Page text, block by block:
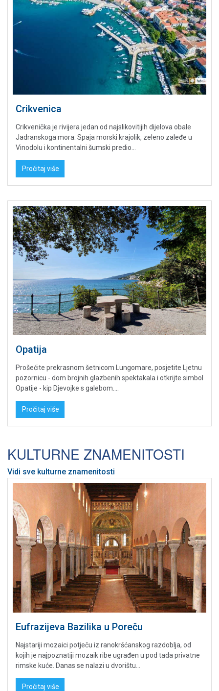
Crikvenica
Crikvenička je rivijera jedan od najslikovitijih dijelova obale
Jadranskoga mora. Spaja morski krajolik, zeleno zaleđe u
Vinodolu i kontinentalni šumski predio...
Pročitaj više
Opatija
Prošećite prekrasnom šetnicom Lungomare, posjetite Ljetnu
pozornicu - dom brojnih glazbenih spektakala i otkrijte simbol
Opatije - kip Djevojke s galebom....
Pročitaj više
KULTURNE ZNAMENITOSTI
Vidi sve kulturne znamenitosti
Eufrazijeva Bazilika u Poreču
Najstariji mozaici potječu iz ranokršćanskog razdoblja, od
kojih je najpoznatiji mozaik ribe ugrađen u pod tada privatne
rimske kuće. Danas se nalazi u dvorištu...
Pročitaj više